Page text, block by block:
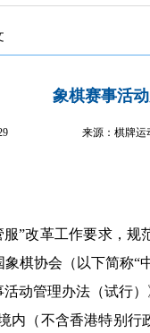
象棋赛事活
来源：棋牌运
”改革工作要求，
棋协会（以下简称
动管理办法（试行
内（不含香港特别